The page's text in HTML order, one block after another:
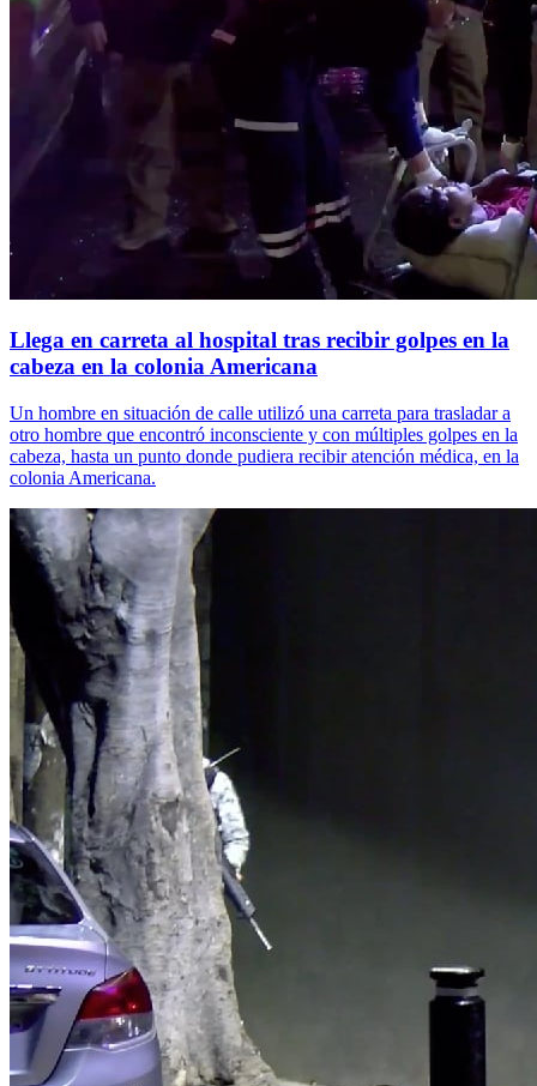
Llega en carreta al hospital tras recibir golpes en la
cabeza en la colonia Americana
Un hombre en situación de calle utilizó una carreta para trasladar a
otro hombre que encontró inconsciente y con múltiples golpes en la
cabeza, hasta un punto donde pudiera recibir atención médica, en la
colonia Americana.